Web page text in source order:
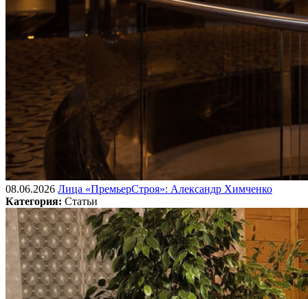
08.06.2026 Лица «ПремьерСтроя»: Александр Химченко
Категория: Статьи